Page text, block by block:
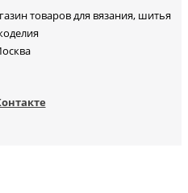
товаров для вязания, шитья